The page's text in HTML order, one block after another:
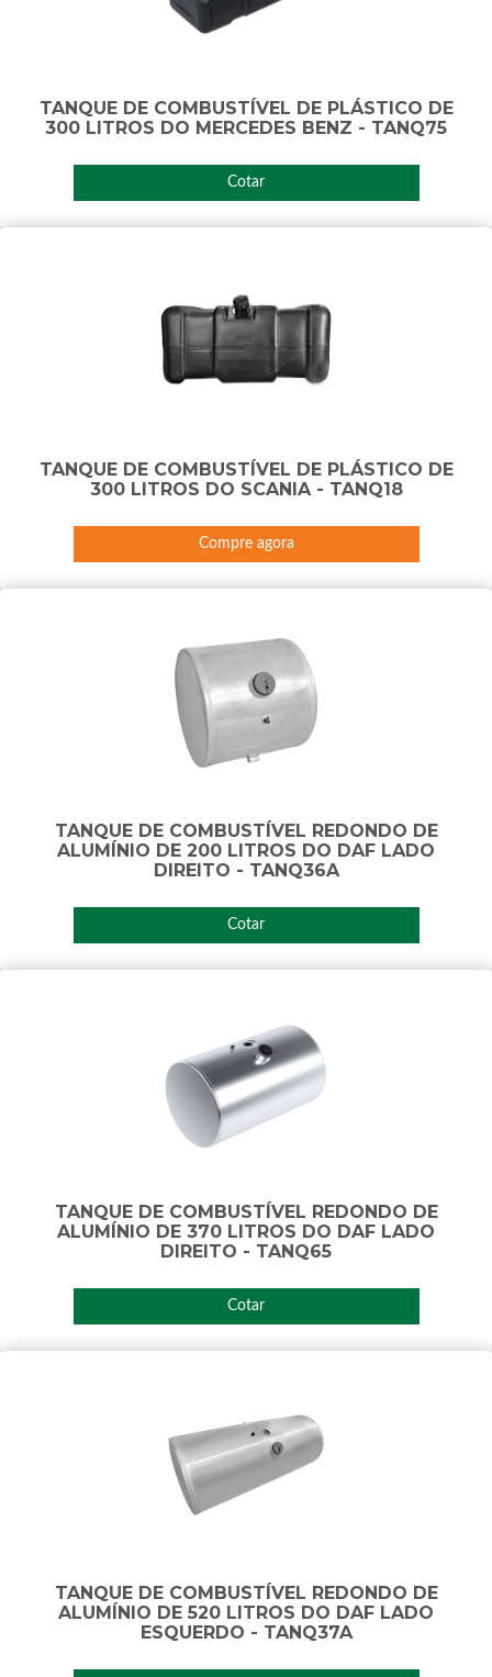
TANQUE DE COMBUSTÍVEL DE PLÁSTICO DE
300 LITROS DO MERCEDES BENZ - TANQ75
Cotar
TANQUE DE COMBUSTÍVEL DE PLÁSTICO DE
300 LITROS DO SCANIA - TANQ18
Compre agora
TANQUE DE COMBUSTÍVEL REDONDO DE
ALUMÍNIO DE 200 LITROS DO DAF LADO
DIREITO - TANQ36A
Cotar
TANQUE DE COMBUSTÍVEL REDONDO DE
ALUMÍNIO DE 370 LITROS DO DAF LADO
DIREITO - TANQ65
Cotar
TANQUE DE COMBUSTÍVEL REDONDO DE
ALUMÍNIO DE 520 LITROS DO DAF LADO
ESQUERDO - TANQ37A